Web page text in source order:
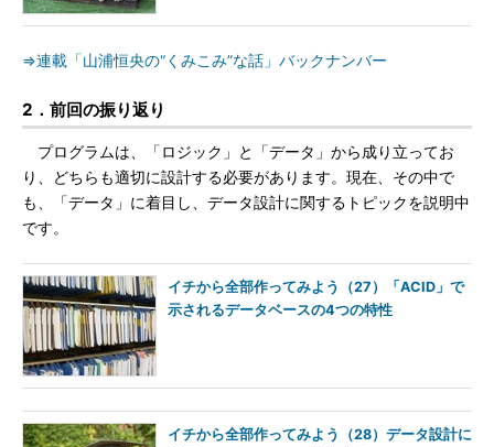
⇒連載「山浦恒央の“くみこみ”な話」バックナンバー
2．前回の振り返り
プログラムは、「ロジック」と「データ」から成り立ってお
り、どちらも適切に設計する必要があります。現在、その中で
も、「データ」に着目し、データ設計に関するトピックを説明中
です。
イチから全部作ってみよう（27）「ACID」で
示されるデータベースの4つの特性
イチから全部作ってみよう（28）データ設計に